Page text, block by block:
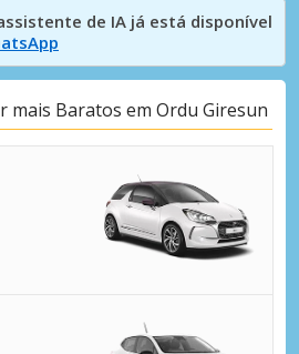
de IA já está disponível
mais Baratos em Ordu Giresun